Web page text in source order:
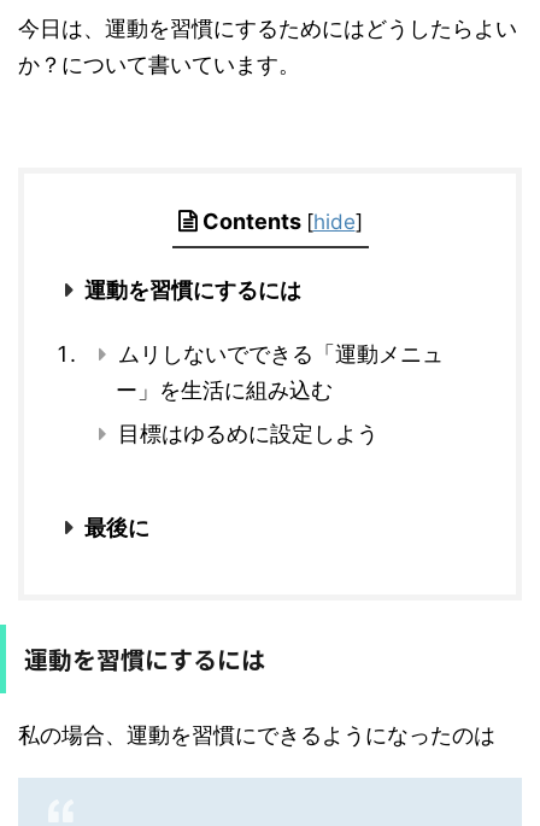
今日は、運動を習慣にするためにはどうしたらよい
か？について書いています。
Contents [hide]
運動を習慣にするには
ムリしないでできる「運動メニュ
ー」を生活に組み込む
目標はゆるめに設定しよう
最後に
運動を習慣にするには
私の場合、運動を習慣にできるようになったのは